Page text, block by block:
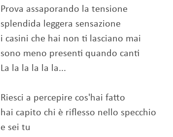
Prova assaporando la tensione
splendida leggera sensazione
i casini che hai non ti lasciano mai
sono meno presenti quando canti
La la la la la la...
Riesci a percepire cos'hai fatto
hai capito chi è riflesso nello specchio
e sei tu